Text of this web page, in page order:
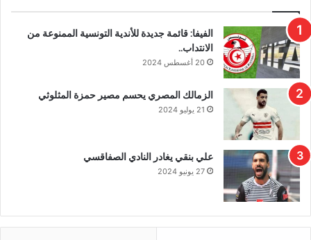
الفيفا: قائمة جديدة للأندية التونسية الممنوعة من
الانتداب..
20 أغسطس 2024
الزمالك المصري يحسم مصير حمزة المثلوثي
21 يوليو 2024
علي بنقي يغادر النادي الصفاقسي
27 يونيو 2024